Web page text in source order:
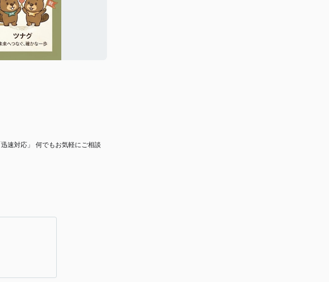
速対応」 何でもお気軽にご相談